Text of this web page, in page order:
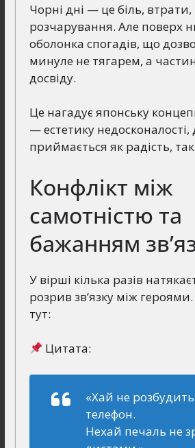
Чорні дні — це біль, втрати,
розчарування. Але поверх
оболонка спогадів, що
минуле не тягарем, а
досвіду.
Це нагадує японську
— естетику недосконалості,
приймається як радість, так
Конфлікт між
самотністю та
бажанням
У вірші кілька разів
розрив зв’язку між
тут:
Цитата:
«Хай не
телефон.
Нехай печаль не